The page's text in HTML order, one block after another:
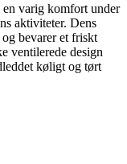
varig komfort under
aktiviteter. Dens
bevarer et friskt
ventilerede design
køligt og tørt